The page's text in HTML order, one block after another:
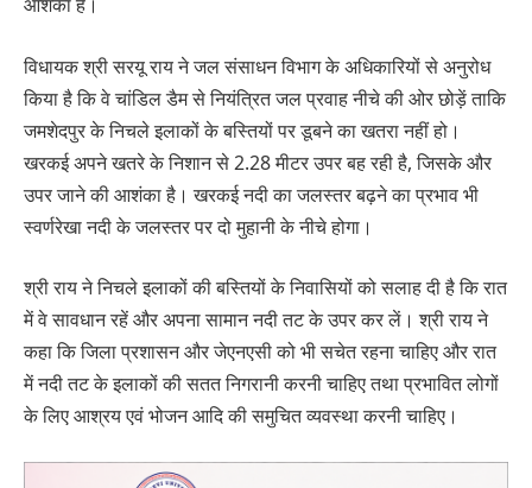
विधायक श्री सरयू राय ने जल संसाधन विभाग के अधिकारियों से अनुरोध
किया है कि वे चांडिल डैम से नियंत्रित जल प्रवाह नीचे की ओर छोड़ें ताकि
जमशेदपुर के निचले इलाकों के बस्तियों पर डूबने का खतरा नहीं हो।
खरकई अपने खतरे के निशान से 2.28 मीटर उपर बह रही है, जिसके और
उपर जाने की आशंका है। खरकई नदी का जलस्तर बढ़ने का प्रभाव भी
स्वर्णरेखा नदी के जलस्तर पर दो मुहानी के नीचे होगा।
श्री राय ने निचले इलाकों की बस्तियों के निवासियों को सलाह दी है कि रात
में वे सावधान रहें और अपना सामान नदी तट के उपर कर लें। श्री राय ने
कहा कि जिला प्रशासन और जेएनएसी को भी सचेत रहना चाहिए और रात
में नदी तट के इलाकों की सतत निगरानी करनी चाहिए तथा प्रभावित लोगों
के लिए आश्रय एवं भोजन आदि की समुचित व्यवस्था करनी चाहिए।